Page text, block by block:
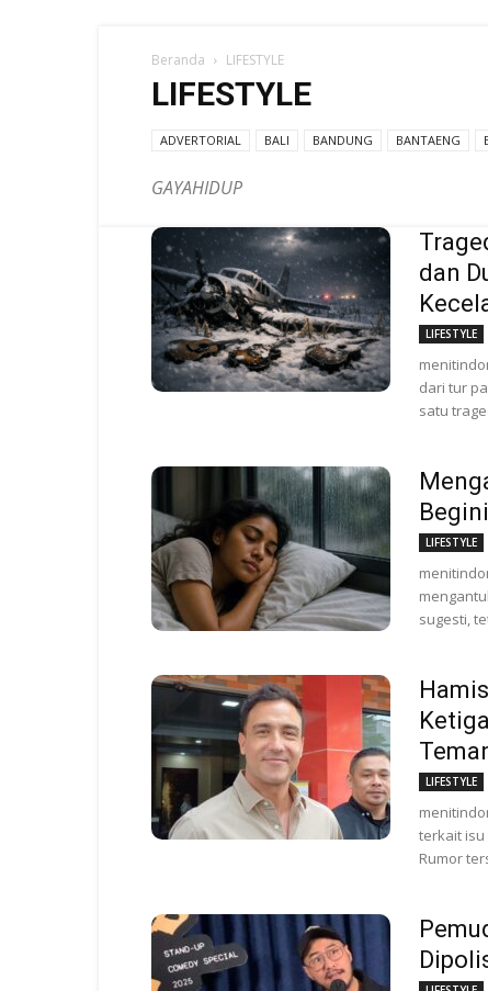
Beranda LIFESTYLE
LIFESTYLE
ADVERTORIAL BALI BANDUNG BANTAENG
GAYAHIDUP
dan
LIFESTYLE
dari tur
satu
LIFESTYLE
sugesti,
LIFESTYLE
terkait isu
Rumor